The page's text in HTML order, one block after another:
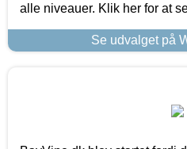
alle niveauer. Klik her for at
Se udvalget på